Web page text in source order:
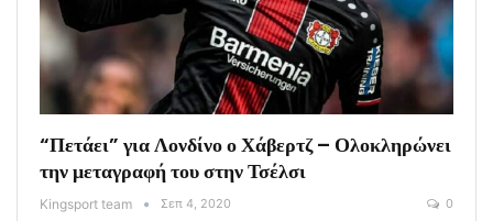
“Πετάει” για Λονδίνο ο Χάβερτζ – Ολοκληρώνει
την μεταγραφή του στην Τσέλσι
Kingsport team Σεπ 4, 2020 0